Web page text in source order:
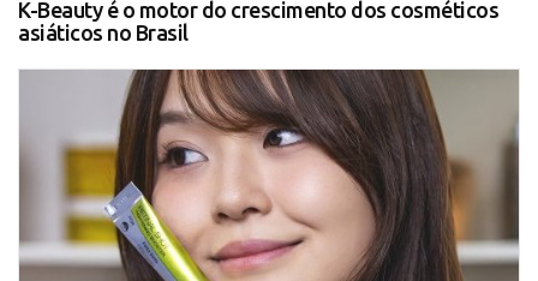
K-Beauty é o motor do crescimento dos cosméticos
asiáticos no Brasil